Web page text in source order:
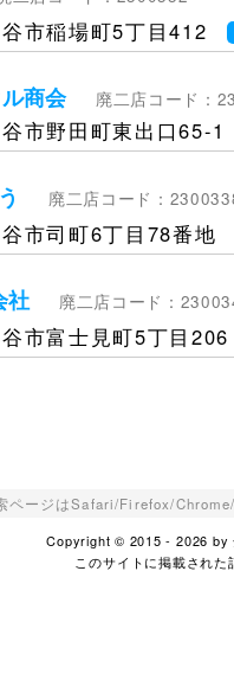
市稲場町5丁目412
商会
廃二店コード：
市野田町東出口65-1
廃二店コード：
市司町6丁目78番地
社
廃二店コード：
市富士見町5丁目206
ページはSafari/Firefox/
Copyright © 2015 - 2026 by
このサイトに掲載され